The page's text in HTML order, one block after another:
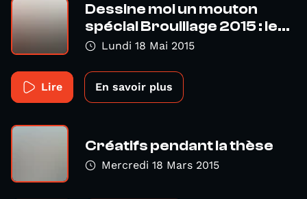
Dessine moi un mouton
spécial Brouillage 2015 : le...
Lundi 18 Mai 2015
Lire En savoir plus
Créatifs pendant la thèse
Mercredi 18 Mars 2015